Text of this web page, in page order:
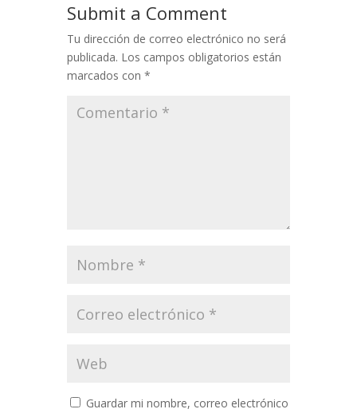
Submit a Comment
Tu dirección de correo electrónico no será
publicada. Los campos obligatorios están
marcados con *
Guardar mi nombre, correo electrónico